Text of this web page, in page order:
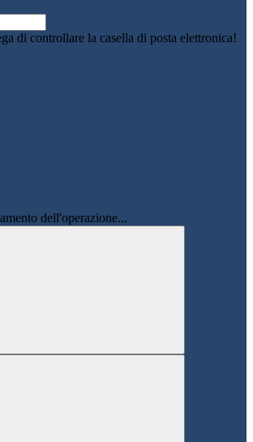
di controllare la casella di posta elettronica!
dell'operazione...